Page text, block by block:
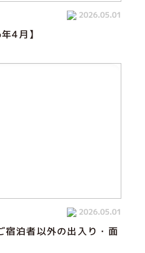
2026.05.01
4月】
2026.05.01
宿泊者以外の出入り・面